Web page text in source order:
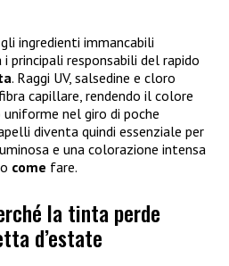
ingredienti immancabili
i principali responsabili del rapido
. Raggi UV, salsedine e cloro
capillare, rendendo il colore
nel giro di poche
diventa quindi essenziale per
e una colorazione intensa
come fare.
la tinta perde
d’estate